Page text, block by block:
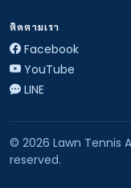
ติดตามเรา
Facebook
YouTube
LINE
© 2026 Lawn Tennis
reserved.